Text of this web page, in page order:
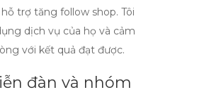
trợ tăng follow shop. Tôi
dịch vụ của họ và cảm
với kết quả đạt được.
đàn và nhóm